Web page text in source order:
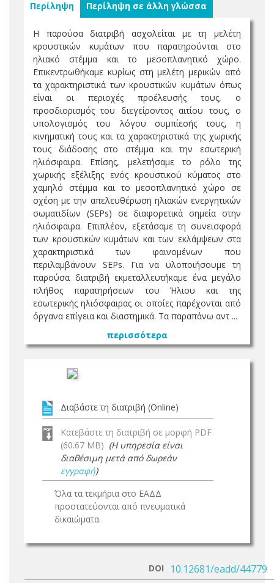
Περίληψη Περίληψη σε άλλη γλώσσα
Η παρούσα διατριβή ασχολείται με τη μελέτη
κρουστικών κυμάτων που παρατηρούνται στο
ηλιακό στέμμα και το μεσοπλανητικό χώρο.
Επικεντρωθήκαμε κυρίως στη μελέτη μερικών από
τα χαρακτηριστικά των κρουστικών κυμάτων όπως
είναι οι περιοχές προέλευσής τους, ο
προσδιορισμός του διεγείροντος αιτίου τους, ο
υπολογισμός του λόγου συμπίεσής τους, η
κινηματική τους και τα χαρακτηριστικά της χωρικής
τους διάδοσης στο στέμμα και την εσωτερική
ηλιόσφαιρα. Επίσης, μελετήσαμε το ρόλο της
χωρικής εξέλιξης ενός κρουστικού κύματος στο
χαμηλό στέμμα και το μεσοπλανητικό χώρο σε
σχέση με την απελευθέρωση ηλιακών ενεργητικών
σωματιδίων (SEPs) σε διαφορετικά σημεία στην
ηλιόσφαιρα. Επιπλέον, εξετάσαμε τη συνεισφορά
των κρουστικών κυμάτων και των εκλάμψεων στα
χαρακτηριστικά των φαινομένων που
περιλαμβάνουν SEPs. Για να υλοποιήσουμε τη
παρούσα διατριβή εκμεταλλευτήκαμε ένα μεγάλο
πλήθος παρατηρήσεων του Ήλιου και της
εσωτερικής ηλιόσφαιρας οι οποίες παρέχονται από
όργανα επίγεια και διαστημικά. Τα παραπάνω αντ ...
περισσότερα
Διαβάστε τη διατριβή (Online)
Κατεβάστε τη διατριβή σε μορφή PDF
(60.67 MB) (Η υπηρεσία είναι
διαθέσιμη μετά από δωρεάν
εγγραφή)
Όλα τα τεκμήρια στο ΕΑΔΔ
προστατεύονται από πνευματικά
δικαιώματα.
DOI 10.12681/eadd/44779